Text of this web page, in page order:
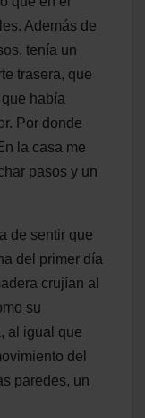
Además de
tenía un
trasera, que
había
Por donde
la casa me
pasos y un
de sentir que
del primer día
crujían al
su
al igual que
del
paredes, un